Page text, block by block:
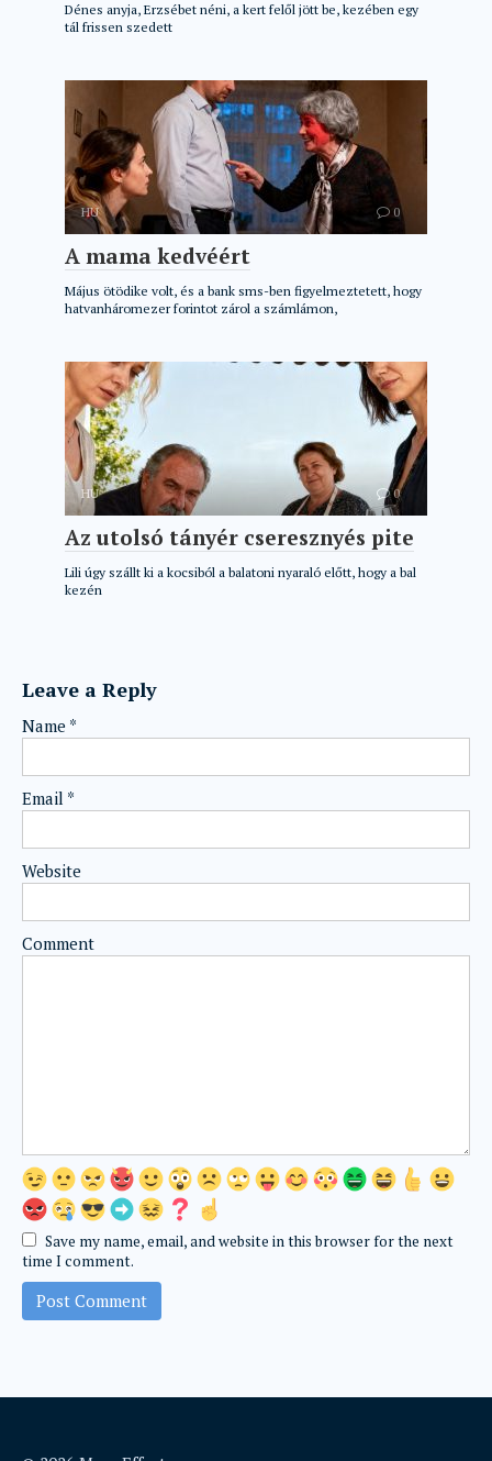
Dénes anyja, Erzsébet néni, a kert felől jött be, kezében egy
tál frissen szedett
HU 0
A mama kedvéért
Május ötödike volt, és a bank sms-ben figyelmeztetett, hogy
hatvanháromezer forintot zárol a számlámon,
HU 0
Az utolsó tányér cseresznyés pite
Lili úgy szállt ki a kocsiból a balatoni nyaraló előtt, hogy a bal
kezén
Leave a Reply
Name *
Email *
Website
Comment
Save my name, email, and website in this browser for the next
time I comment.